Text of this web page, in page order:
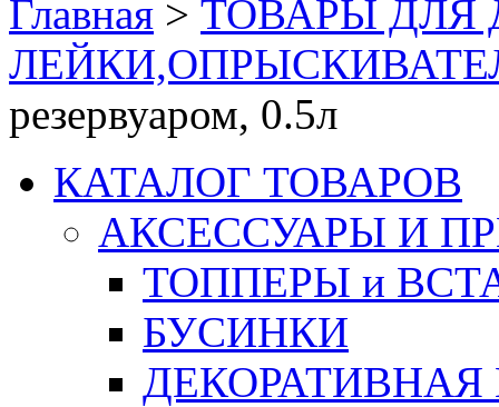
Главная > ТОВАРЫ ДЛЯ
резервуаром, 0.5л
КАТАЛОГ ТОВАРОВ
АКСЕССУАРЫ И
ТОППЕРЫ и
БУСИНКИ
ДЕКОРАТИВНАЯ